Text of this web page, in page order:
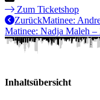
Zum Ticketshop
ZurückMatinee:
Matinee: Nadja Maleh –
Inhaltsübersicht